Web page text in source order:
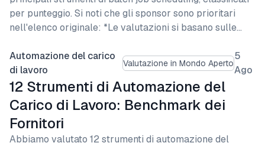
per punteggio. Si noti che gli sponsor sono prioritari
nell'elenco originale: *Le valutazioni si basano sulle…
Automazione del carico
di lavoro
Valutazione in Mondo Aperto
5
Ago
12 Strumenti di Automazione del
Carico di Lavoro: Benchmark dei
Fornitori
Abbiamo valutato 12 strumenti di automazione del